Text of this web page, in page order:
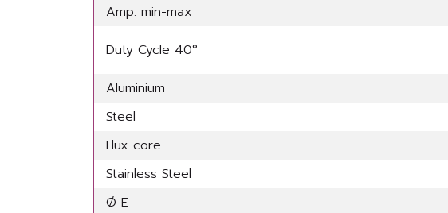
Amp. min-max
Duty Cycle 40°
Aluminium
Steel
Flux core
Stainless Steel
Ø E